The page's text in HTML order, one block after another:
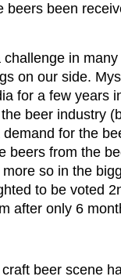
beers been
in
on our side.
for a few years
beer industry
for the
beers from the
so in the
to be voted
after only 6
beer scene